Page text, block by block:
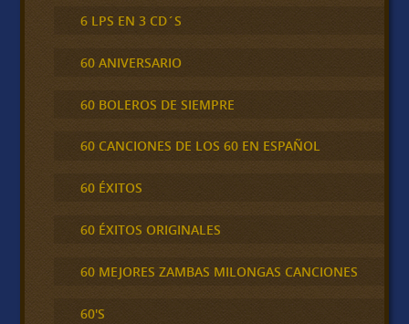
6 LPS EN 3 CD´S
60 ANIVERSARIO
60 BOLEROS DE SIEMPRE
60 CANCIONES DE LOS 60 EN ESPAÑOL
60 ÉXITOS
60 ÉXITOS ORIGINALES
60 MEJORES ZAMBAS MILONGAS CANCIONES
60'S